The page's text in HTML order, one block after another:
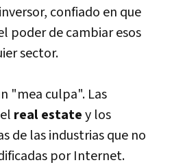
confiado en que
poder de cambiar esos
sector.
"mea culpa". Las
real estatey los
de las industrias que no
por Internet.